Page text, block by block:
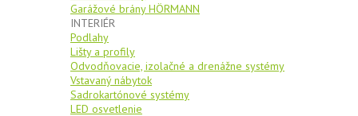
Garážové brány HÖRMANN
INTERIÉR
Podlahy
Lišty a profily
Odvodňovacie, izolačné a drenážne systémy
Vstavaný nábytok
Sadrokartónové systémy
LED osvetlenie